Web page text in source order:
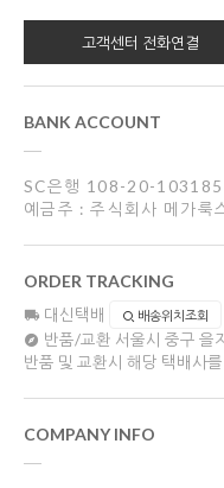
고객센터 전화연결
BANK ACCOUNT
SC은행 108-20-103185
예금주 : 주식회사 메가룩
ORDER TRACKING
대신택배 배송위치조회
반품/교환 서울시 중구 을
반품 및 교환시 해당 택배사
COMPANY INFO